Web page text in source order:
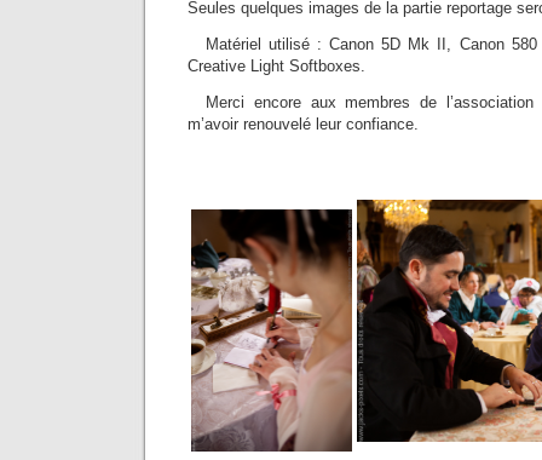
Seules quelques images de la partie reportage
Matériel utilisé : Canon 5D Mk II, Canon
Creative Light Softboxes.
Merci encore aux membres de l’association
m’avoir renouvelé leur confiance.